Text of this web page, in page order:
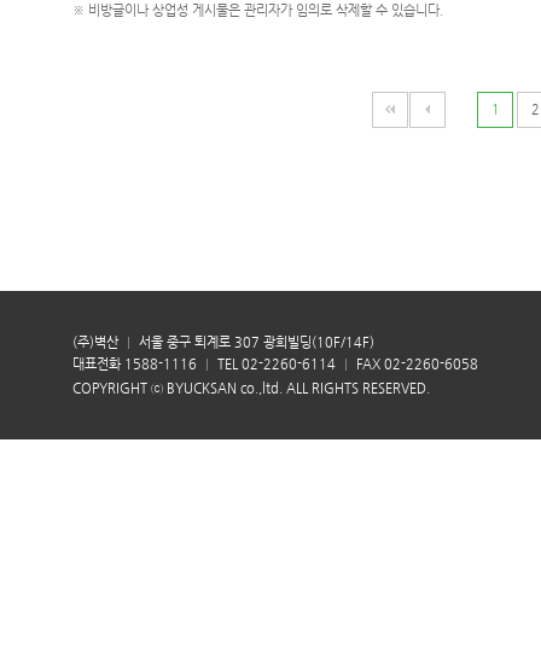
※ 비방글이나 상업성 게시물은 관리자가 임의로 삭제할 수 있습니다.
1 2
(주)벽산
서울 중구 퇴계로 307 광희빌딩(10F/14F)
대표전화 1588-1116
TEL 02-2260-6114
FAX 02-2260-6058
COPYRIGHT ⓒ BYUCKSAN co.,ltd. ALL RIGHTS RESERVED.